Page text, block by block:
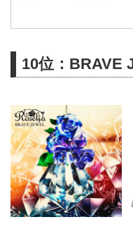
10位：BRAVE